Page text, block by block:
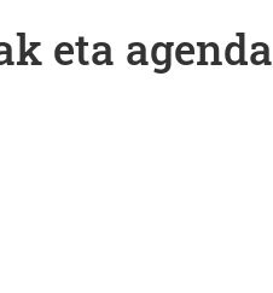
eta agenda